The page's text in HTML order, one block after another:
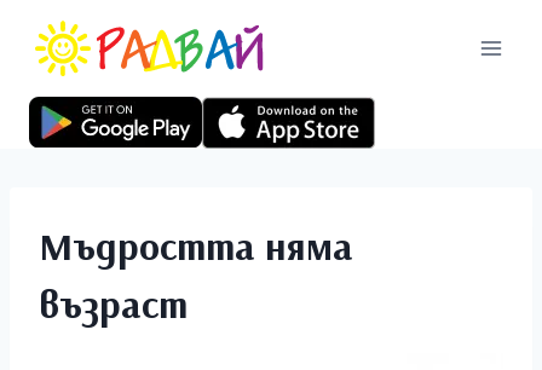
Мъдростта няма
възраст